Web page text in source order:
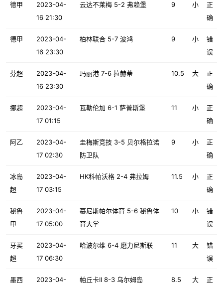
德甲
2023-04-
16 21:30
云达不莱梅 5-2 弗赖堡 9 小
正
确
德甲
2023-04-
16 23:30
柏林联合 5-7 波鸿 9 小
错
误
芬超
2023-04-
16 23:30
玛丽港 7-6 拉赫蒂 10.5 大
正
确
挪超
2023-04-
17 01:15
瓦勒伦加 6-1 萨普斯堡 11 小
正
确
阿乙
2023-04-
17 02:30
圭梅斯竞技 3-5 贝尔格拉诺
防卫队
9 小
正
确
冰岛
超
2023-04-
17 03:15
HK科帕沃格 2-4 弗拉姆 11.5 小
正
确
秘鲁
甲
2023-04-
17 05:00
慕尼斯帕尔体育 5-6 秘鲁体
育大学
10 小
错
误
牙买
超
2023-04-
17 06:30
哈波尔维 6-4 磨力尼斯联 11 大
错
误
墨西
2023-04-
帕丘卡II 8-3 乌尔姆岛 8.5 大
正